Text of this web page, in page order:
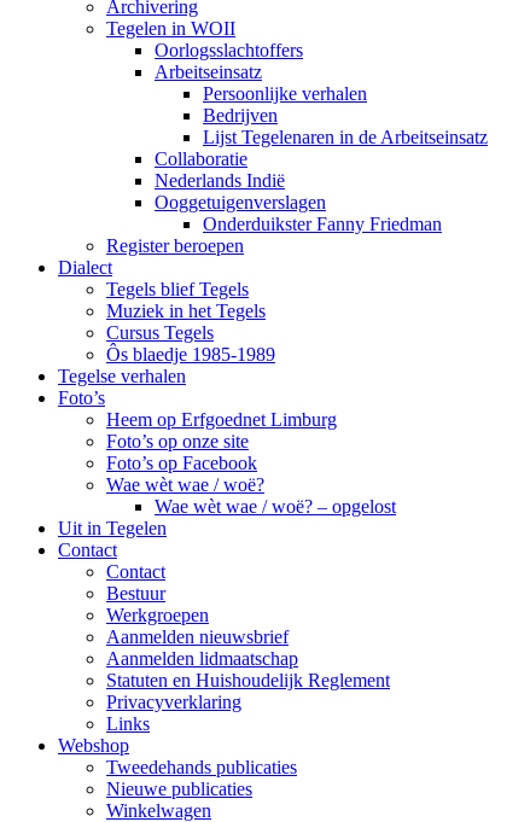
Archivering
Tegelen in WOII
Oorlogsslachtoffers
Arbeitseinsatz
Persoonlijke verhalen
Bedrijven
Lijst Tegelenaren in de Arbeitseinsatz
Collaboratie
Nederlands Indië
Ooggetuigenverslagen
Onderduikster Fanny Friedman
Register beroepen
Dialect
Tegels blief Tegels
Muziek in het Tegels
Cursus Tegels
Ôs blaedje 1985-1989
Tegelse verhalen
Foto’s
Heem op Erfgoednet Limburg
Foto’s op onze site
Foto’s op Facebook
Wae wèt wae / woë?
Wae wèt wae / woë? – opgelost
Uit in Tegelen
Contact
Contact
Bestuur
Werkgroepen
Aanmelden nieuwsbrief
Aanmelden lidmaatschap
Statuten en Huishoudelijk Reglement
Privacyverklaring
Links
Webshop
Tweedehands publicaties
Nieuwe publicaties
Winkelwagen